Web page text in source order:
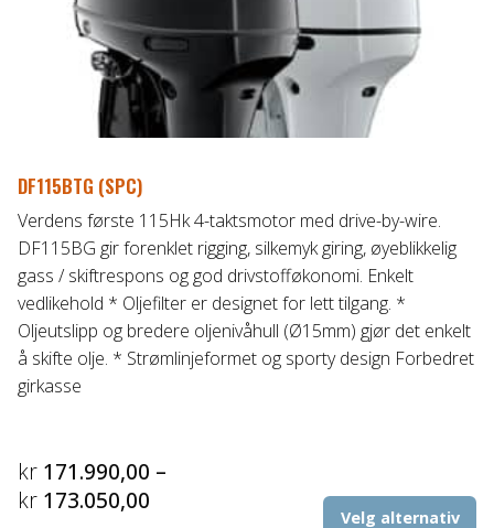
DF115BTG (SPC)
Verdens første 115Hk 4-taktsmotor med drive-by-wire.
DF115BG gir forenklet rigging, silkemyk giring, øyeblikkelig
gass / skiftrespons og god drivstofføkonomi. Enkelt
vedlikehold * Oljefilter er designet for lett tilgang. *
Oljeutslipp og bredere oljenivåhull (Ø15mm) gjør det enkelt
å skifte olje. * Strømlinjeformet og sporty design Forbedret
girkasse
kr 171.990,00 –
kr 173.050,00Prisområde:
Velg alternativ